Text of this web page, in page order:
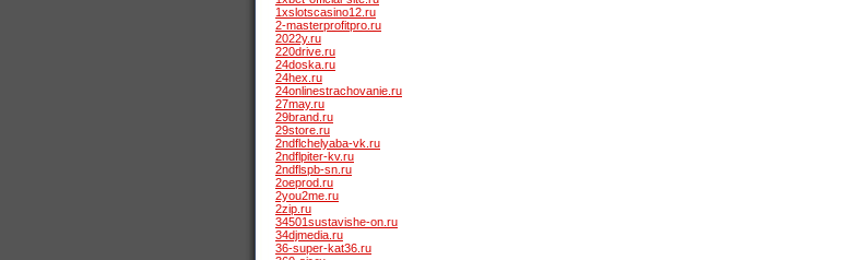
1xslotscasino12.ru
2-masterprofitpro.ru
2022y.ru
220drive.ru
24doska.ru
24hex.ru
24onlinestrachovanie.ru
27may.ru
29brand.ru
29store.ru
2ndflchelyaba-vk.ru
2ndflpiter-kv.ru
2ndflspb-sn.ru
2oeprod.ru
2you2me.ru
2zip.ru
34501sustavishe-on.ru
34djmedia.ru
36-super-kat36.ru